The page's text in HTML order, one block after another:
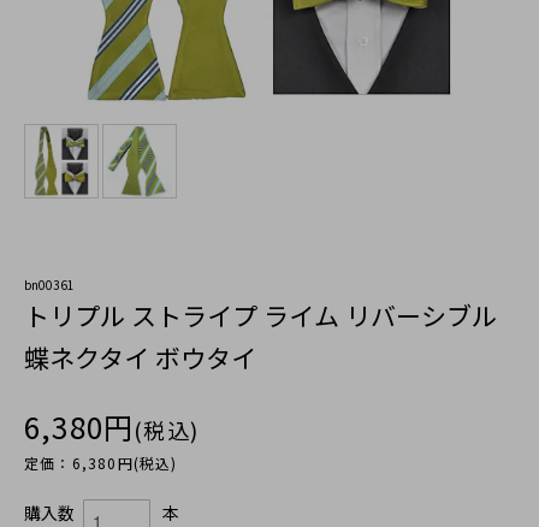
bn00361
トリプル ストライプ ライム リバーシブル
蝶ネクタイ ボウタイ
6,380円(税込)
定価：6,380円(税込)
購入数 本